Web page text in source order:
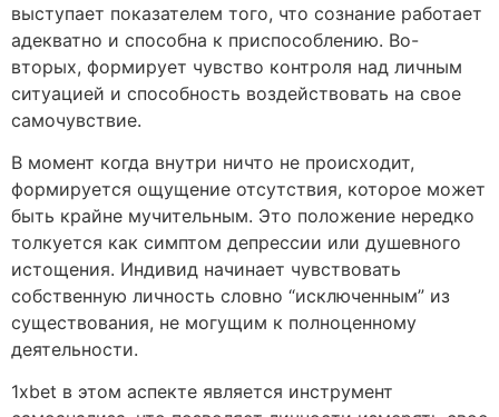
выступает показателем того, что сознание работает
адекватно и способна к приспособлению. Во-
вторых, формирует чувство контроля над личным
ситуацией и способность воздействовать на свое
самочувствие.
В момент когда внутри ничто не происходит,
формируется ощущение отсутствия, которое может
быть крайне мучительным. Это положение нередко
толкуется как симптом депрессии или душевного
истощения. Индивид начинает чувствовать
собственную личность словно “исключенным” из
существования, не могущим к полноценному
деятельности.
1xbet в этом аспекте является инструмент